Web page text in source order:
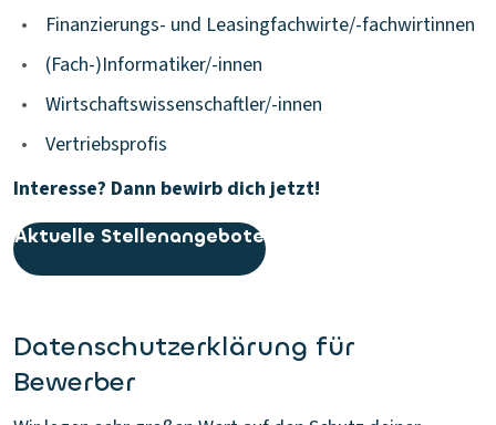
•
Finanzierungs- und Leasingfachwirte/-fachwirtinnen
•
(Fach-)Informatiker/-innen
•
Wirtschaftswissenschaftler/-innen
•
Vertriebsprofis
Interesse? Dann bewirb dich jetzt!
Aktuelle Stellenangebote
Datenschutzerklärung für
Bewerber